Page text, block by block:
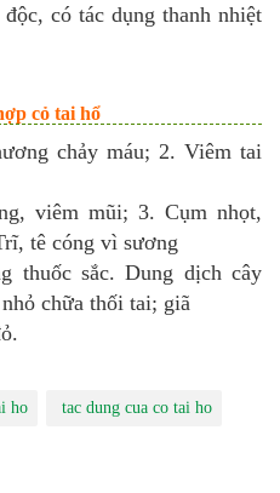
có tác dụng thanh nhiệt
cỏ tai hổ
chảy máu; 2. Viêm tai
viêm mũi; 3. Cụm nhọt,
tê cóng vì sương
thuốc sắc. Dung dịch cây
chữa thối tai; giã
ho tac dung cua co tai ho